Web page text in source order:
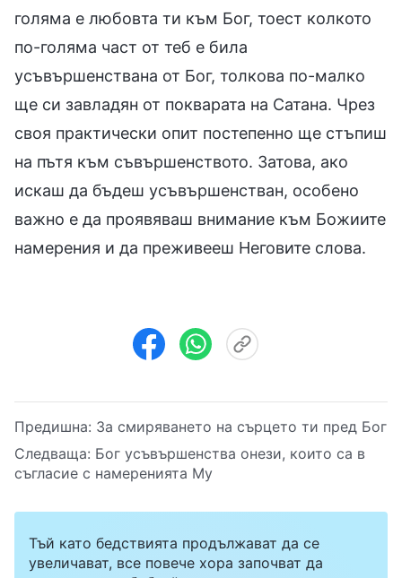
голяма е любовта ти към Бог, тоест колкото
по-голяма част от теб е била
усъвършенствана от Бог, толкова по-малко
ще си завладян от покварата на Сатана. Чрез
своя практически опит постепенно ще стъпиш
на пътя към съвършенството. Затова, ако
искаш да бъдеш усъвършенстван, особено
важно е да проявяваш внимание към Божиите
намерения и да преживееш Неговите слова.
Предишна: За смиряването на сърцето ти пред Бог
Следваща: Бог усъвършенства онези, които са в
съгласие с намеренията Му
Тъй като бедствията продължават да се
увеличават, все повече хора започват да